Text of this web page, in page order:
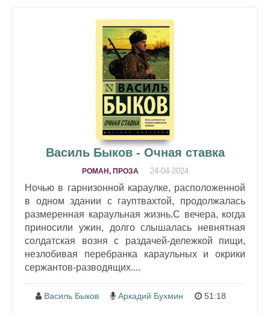
Василь Быков - Очная ставка
РОМАН, ПРОЗА 24-04-2024
Ночью в гарнизонной караулке, расположенной
в одном здании с гауптвахтой, продолжалась
размеренная караульная жизнь.С вечера, когда
приносили ужин, долго слышалась невнятная
солдатская возня с раздачей-дележкой пищи,
незлобивая перебранка караульных и окрики
сержантов-разводящих....
Василь Быков Аркадий Бухмин 51:18